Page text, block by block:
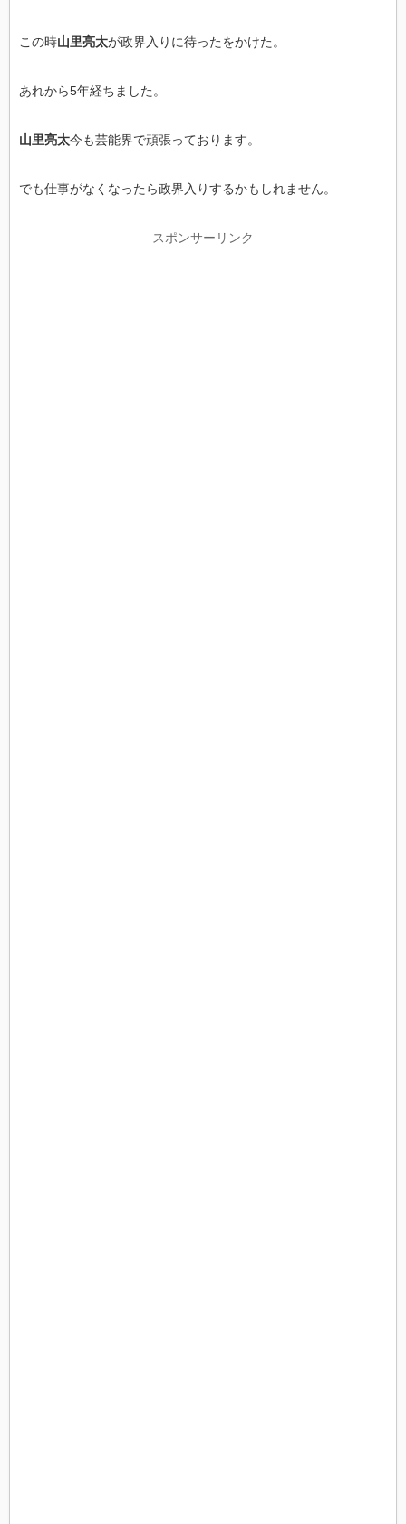
この時山里亮太が政界入りに待ったをかけた。
あれから5年経ちました。
山里亮太今も芸能界で頑張っております。
でも仕事がなくなったら政界入りするかもしれません。
スポンサーリンク